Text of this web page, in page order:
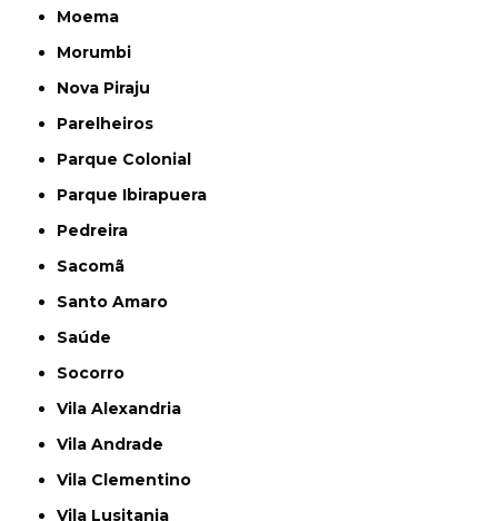
Moema
Morumbi
Nova Piraju
Parelheiros
Parque Colonial
Parque Ibirapuera
Pedreira
Sacomã
Santo Amaro
Saúde
Socorro
Vila Alexandria
Vila Andrade
Vila Clementino
Vila Lusitania